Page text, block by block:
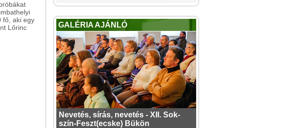
fő, aki egy
Lőrinc
GALÉRIA AJÁNLÓ
Nevetés, sírás, nevetés - XII. Sok-
szín-Feszt(ecske) Bükön